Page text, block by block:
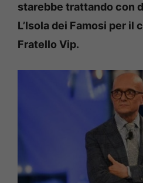
starebbe trattando con
L’Isola dei Famosi per il
Fratello Vip.